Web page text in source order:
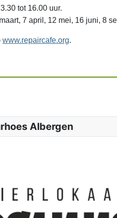
tot 16.00 uur.
7 april, 12 mei, 16 juni, 8
www.repaircafe.org.
Albergen